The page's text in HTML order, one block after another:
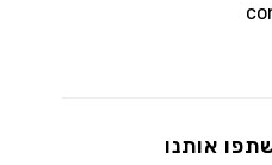
אותנו